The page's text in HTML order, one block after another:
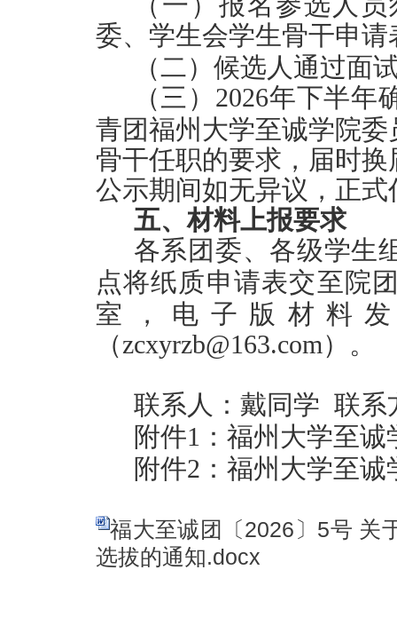
委、 学生会学生骨干申请
（二）候选人通过面
（三） 2026年下半年
青团福州大学至诚学院
骨干任职的要求，届时
公示期间如无异议，正式
五、材料上报要求
各系团委、各级学生
点将纸质申请表交至院
室
，电子版材料
（zcxyrzb@163.com） 。
联系人：戴同学 联系
附件1：福州大学至
附件2：福州大学至诚
福大至诚团〔2026〕5号 关
选拔的通知.docx